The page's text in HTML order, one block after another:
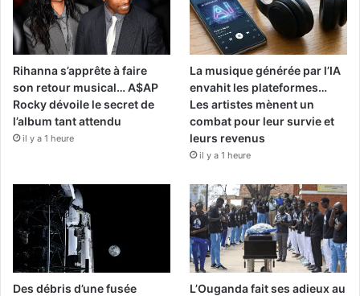
Rihanna s’apprête à faire
son retour musical… A$AP
Rocky dévoile le secret de
l’album tant attendu
il y a 1 heure
La musique générée par l’IA
envahit les plateformes…
Les artistes mènent un
combat pour leur survie et
leurs revenus
il y a 1 heure
Des débris d’une fusée
L’Ouganda fait ses adieux au